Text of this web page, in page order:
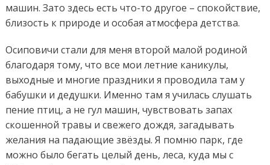
машин. Зато здесь есть что-то другое – спокойствие,
близость к природе и особая атмосфера детства.
Осиповичи стали для меня второй малой родиной
благодаря тому, что все мои летние каникулы,
выходные и многие праздники я проводила там у
бабушки и дедушки. Именно там я училась слушать
пение птиц, а не гул машин, чувствовать запах
скошенной травы и свежего дождя, загадывать
желания на падающие звёзды. Я помню парк, где
можно было бегать целый день, леса, куда мы с